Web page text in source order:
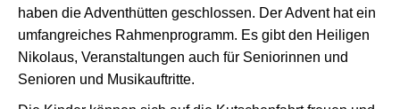
haben die Adventhütten geschlossen. Der Advent hat ein
umfangreiches Rahmenprogramm. Es gibt den Heiligen
Nikolaus, Veranstaltungen auch für Seniorinnen und
Senioren und Musikauftritte.